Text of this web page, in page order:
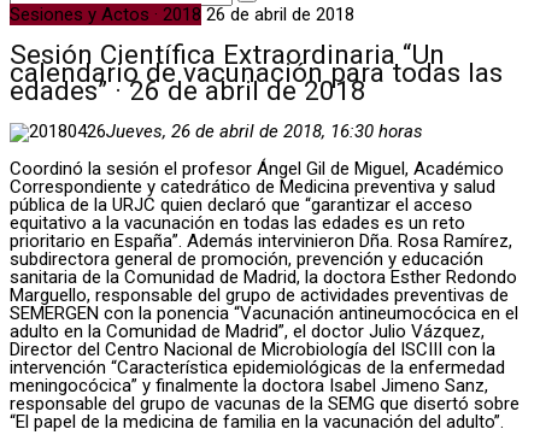
Sesiones y Actos · 2018 26 de abril de 2018
Sesión Científica Extraordinaria “Un
calendario de vacunación para todas las
edades” · 26 de abril de 2018
Jueves, 26 de abril de 2018, 16:30 horas
Coordinó la sesión el profesor Ángel Gil de Miguel, Académico
Correspondiente y catedrático de Medicina preventiva y salud
pública de la URJC quien declaró que “garantizar el acceso
equitativo a la vacunación en todas las edades es un reto
prioritario en España”. Además intervinieron Dña. Rosa Ramírez,
subdirectora general de promoción, prevención y educación
sanitaria de la Comunidad de Madrid, la doctora Esther Redondo
Marguello, responsable del grupo de actividades preventivas de
SEMERGEN con la ponencia “Vacunación antineumocócica en el
adulto en la Comunidad de Madrid”, el doctor Julio Vázquez,
Director del Centro Nacional de Microbiología del ISCIII con la
intervención “Característica epidemiológicas de la enfermedad
meningocócica” y finalmente la doctora Isabel Jimeno Sanz,
responsable del grupo de vacunas de la SEMG que disertó sobre
“El papel de la medicina de familia en la vacunación del adulto”.